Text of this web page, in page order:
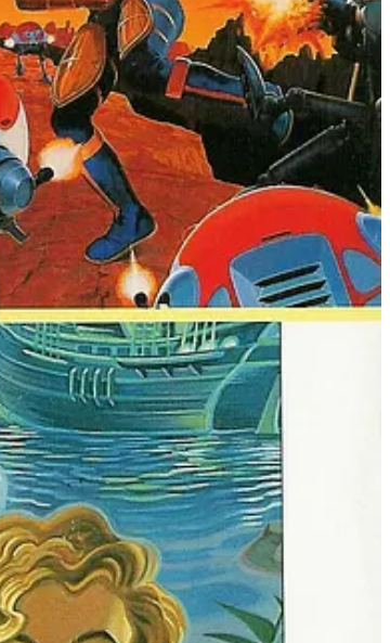
amusées
une galerie de suspects hauts en couleur ! Les